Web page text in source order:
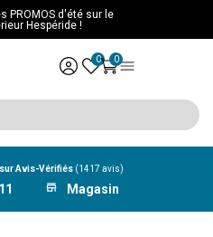
PROMOS d'été sur le
Hespéride !
0 0
Avis-Vérifiés (1417 avis)
Magasin